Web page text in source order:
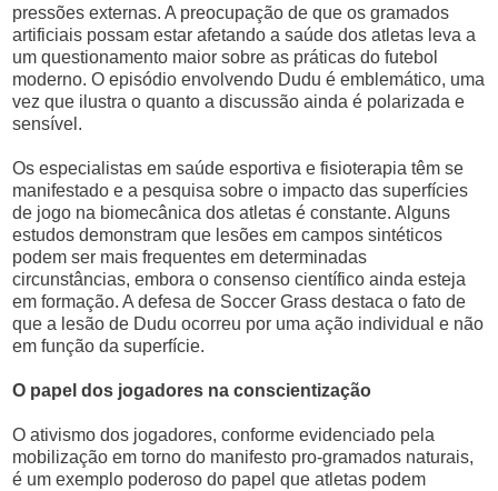
pressões externas. A preocupação de que os gramados
artificiais possam estar afetando a saúde dos atletas leva a
um questionamento maior sobre as práticas do futebol
moderno. O episódio envolvendo Dudu é emblemático, uma
vez que ilustra o quanto a discussão ainda é polarizada e
sensível.
Os especialistas em saúde esportiva e fisioterapia têm se
manifestado e a pesquisa sobre o impacto das superfícies
de jogo na biomecânica dos atletas é constante. Alguns
estudos demonstram que lesões em campos sintéticos
podem ser mais frequentes em determinadas
circunstâncias, embora o consenso científico ainda esteja
em formação. A defesa de Soccer Grass destaca o fato de
que a lesão de Dudu ocorreu por uma ação individual e não
em função da superfície.
O papel dos jogadores na conscientização
O ativismo dos jogadores, conforme evidenciado pela
mobilização em torno do manifesto pro-gramados naturais,
é um exemplo poderoso do papel que atletas podem